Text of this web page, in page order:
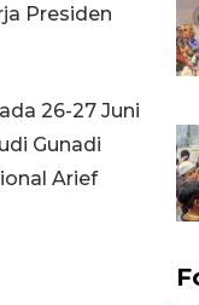
Presiden
26-27 Juni
Gunadi
Arief